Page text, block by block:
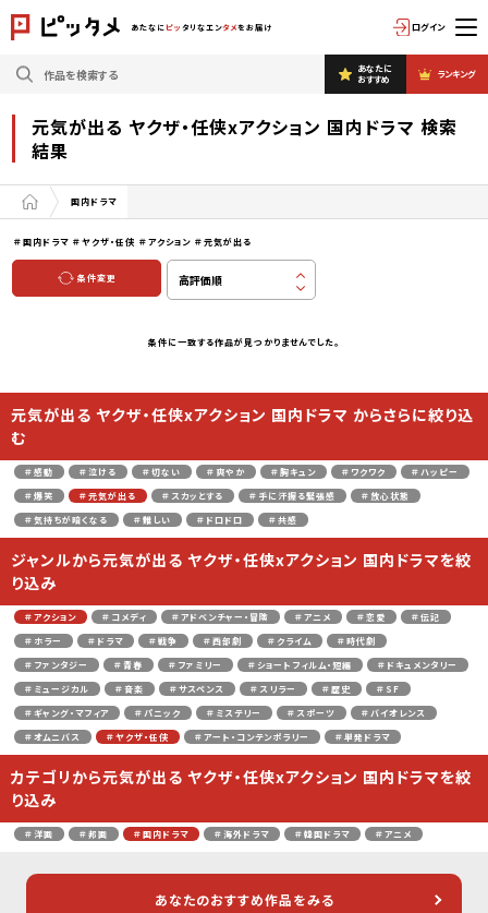
あたなに ピッ タリなエンタメをお届け ログイン
あなたに
おすすめ
ランキング
元気が出る ヤクザ・任侠xアクション 国内ドラマ 検索
結果
国内ドラマ
＃国内ドラマ ＃ヤクザ・任侠 ＃アクション ＃元気が出る
条件変更
条件に一致する作品が見つかりませんでした。
元気が出る ヤクザ・任侠xアクション 国内ドラマ からさらに絞り込
む
＃感動 ＃泣ける ＃切ない ＃爽やか ＃胸キュン ＃ワクワク
＃ハッピー
＃爆笑
＃元気が出る ＃スカッとする ＃手に汗握る緊張感
＃放心状態
＃気持ちが暗くなる
＃難しい ＃ドロドロ ＃共感
ジャンルから元気が出る ヤクザ・任侠xアクション 国内ドラマを絞
り込み
＃アクション ＃コメディ ＃アドベンチャー・冒険 ＃アニメ ＃恋愛
＃伝記
＃ホラー
＃ドラマ ＃戦争 ＃西部劇 ＃クライム
＃時代劇
＃ファンタジー
＃青春 ＃ファミリー ＃ショートフィルム・短編
＃ドキュメンタリー
＃ミュージカル
＃音楽 ＃サスペンス ＃スリラー ＃歴史
＃SF
＃ギャング・マフィア
＃パニック ＃ミステリー ＃スポーツ
＃バイオレンス
＃オムニバス
＃ヤクザ・任侠 ＃アート・コンテンポラリー ＃単発ドラマ
カテゴリから元気が出る ヤクザ・任侠xアクション 国内ドラマを絞
り込み
＃洋画 ＃邦画 ＃国内ドラマ ＃海外ドラマ ＃韓国ドラマ ＃アニメ
あなたのおすすめ作品をみる